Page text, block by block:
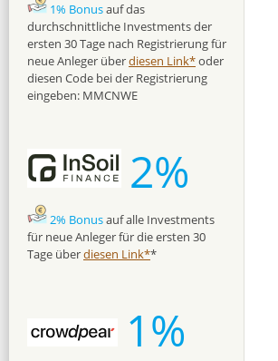
1% Bonusauf das
durchschnittliche Investments der
ersten 30 Tage nach Registrierung für
neue Anleger überdiesen Link*oder
diesen Code bei der Registrierung
eingeben: MMCNWE
2%
2% Bonusauf alle Investments
für neue Anleger für die ersten 30
Tage überdiesen Link**
1%